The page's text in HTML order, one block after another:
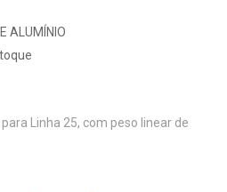
ALUMÍNIO
Linha 25, com peso linear de